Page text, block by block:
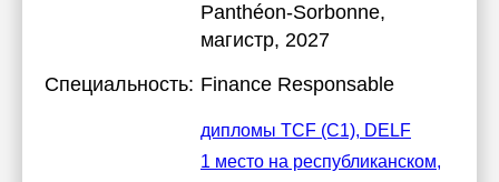
Panthéon-Sorbonne,
магистр, 2027
Специальность: Finance Responsable
дипломы TCF (C1), DELF
1 место на республиканском,